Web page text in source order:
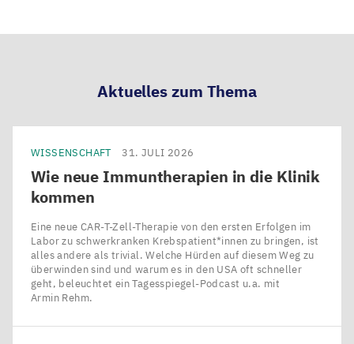
Aktuelles zum Thema
WISSENSCHAFT 31. JULI 2026
Wie neue Immuntherapien in die Klinik
kommen
Eine neue CAR-T-Zell-Therapie von den ersten Erfolgen im
Labor zu schwerkranken Krebspatient*innen zu bringen, ist
alles andere als trivial. Welche Hürden auf diesem Weg zu
überwinden sind und warum es in den USA oft schneller
geht, beleuchtet ein Tagesspiegel-Podcast u.a. mit
Armin Rehm.